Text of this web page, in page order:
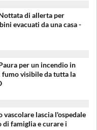
di allerta per
evacuati da una casa -
per un incendio in
fumo visibile da tutta la
vascolare lascia l'ospedale
di famiglia e curare i